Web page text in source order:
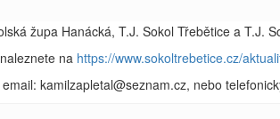
župa Hanácká, T.J. Sokol Třebětice a T.J.
na https://www.sokoltrebetice.cz/
kamilzapletal@seznam.cz, nebo